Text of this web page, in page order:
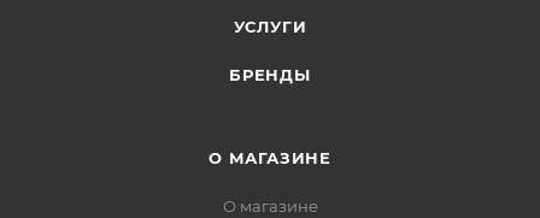
УСЛУГИ
БРЕНДЫ
О МАГАЗИНЕ
О магазине